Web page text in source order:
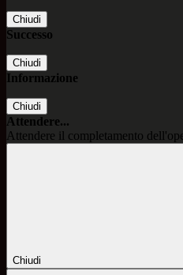
Chiudi
Successo
Chiudi
Informazione
Chiudi
Attendere...
Attendere il completamento
Chiudi